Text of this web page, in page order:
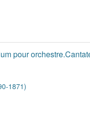
pour
1871)